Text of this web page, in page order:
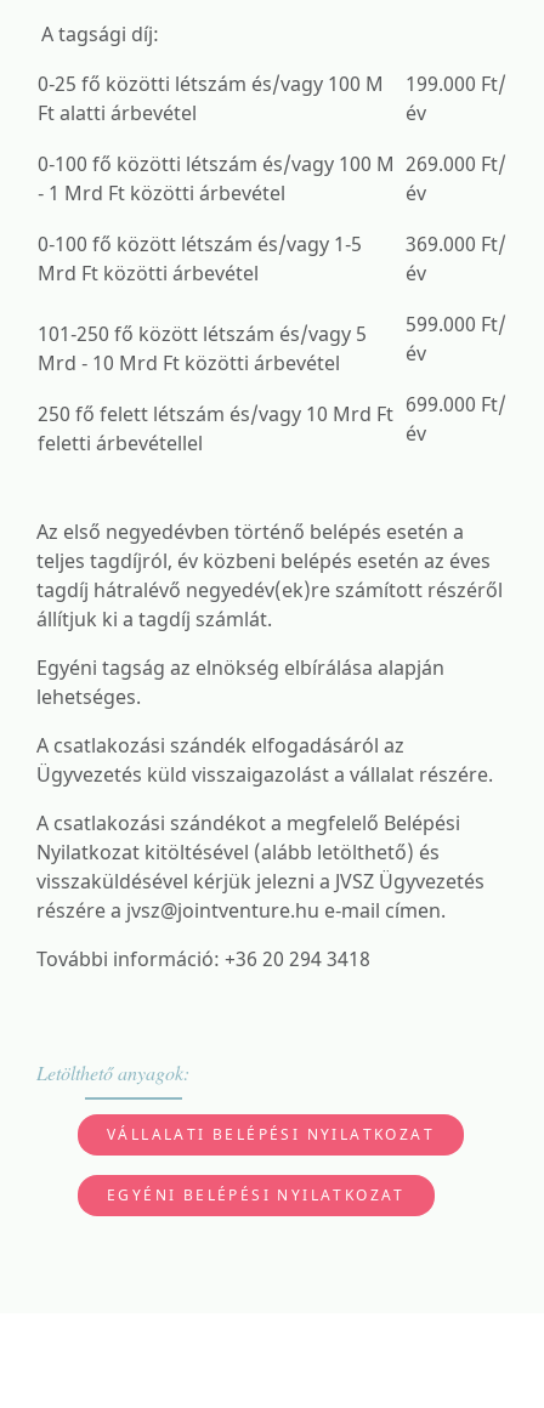
A tagsági díj:
0-25 fő közötti létszám és/vagy 100 M
Ft alatti árbevétel
199.000 Ft/
év
0-100 fő közötti létszám és/vagy 100 M
- 1 Mrd Ft közötti árbevétel
269.000 Ft/
év
0-100 fő között létszám és/vagy 1-5
Mrd Ft közötti árbevétel
369.000 Ft/
év
101-250 fő között létszám és/vagy 5
Mrd - 10 Mrd Ft közötti árbevétel
599.000 Ft/
év
250 fő felett létszám és/vagy 10 Mrd Ft
feletti árbevétellel
699.000 Ft/
év
Az első negyedévben történő belépés esetén a
teljes tagdíjról, év közbeni belépés esetén az éves
tagdíj hátralévő negyedév(ek)re számított részéről
állítjuk ki a tagdíj számlát.
Egyéni tagság az elnökség elbírálása alapján
lehetséges.
A csatlakozási szándék elfogadásáról az
Ügyvezetés küld visszaigazolást a vállalat részére.
A csatlakozási szándékot a megfelelő Belépési
Nyilatkozat kitöltésével (alább letölthető) és
visszaküldésével kérjük jelezni a JVSZ Ügyvezetés
részére a jvsz@jointventure.hu e-mail címen.
További információ: +36 20 294 3418
Letölthető anyagok:
VÁLLALATI BELÉPÉSI NYILATKOZAT
EGYÉNI BELÉPÉSI NYILATKOZAT